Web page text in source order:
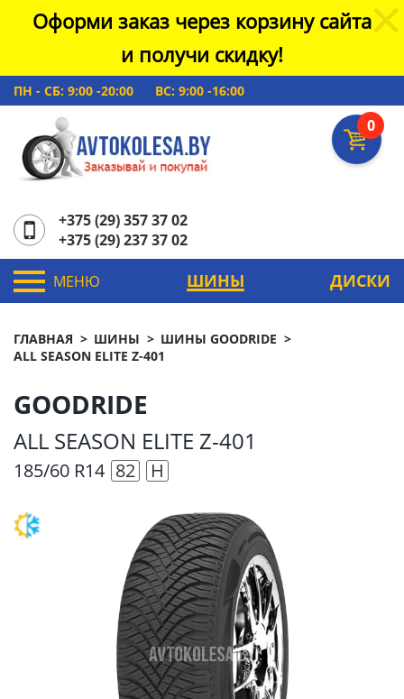
Оформи заказ через корзину сайта
и получи скидку!
ПН - СБ: 9:00 -20:00 ВС: 9:00 -16:00
0
+375 (29) 357 37 02
+375 (29) 237 37 02
МЕНЮ ШИНЫ ДИСКИ
ГЛАВНАЯ ШИНЫ
ШИНЫ GOODRIDE
ALL SEASON ELITE Z-401
GOODRIDE
ALL SEASON ELITE Z-401
185/60 R14 82 H